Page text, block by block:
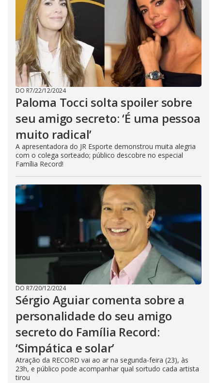
DO R7/22/12/2024
Paloma Tocci solta spoiler sobre
seu amigo secreto: ‘É uma pessoa
muito radical’
A apresentadora do JR Esporte demonstrou muita alegria
com o colega sorteado; público descobre no especial
Família Record!
DO R7/20/12/2024
Sérgio Aguiar comenta sobre a
personalidade do seu amigo
secreto do Família Record:
‘Simpática e solar’
Atração da RECORD vai ao ar na segunda-feira (23), às
23h, e público pode acompanhar qual sortudo cada artista
tirou